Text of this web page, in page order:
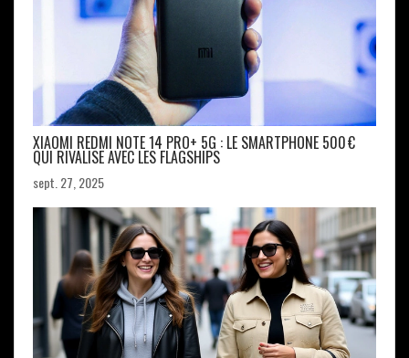
XIAOMI REDMI NOTE 14 PRO+ 5G : LE SMARTPHONE 500 €
QUI RIVALISE AVEC LES FLAGSHIPS
sept. 27, 2025